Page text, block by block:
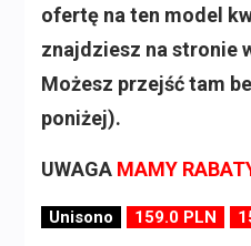
ofertę na ten model
znajdziesz na stronie
Możesz przejść tam
poniżej).
UWAGA MAMY
Unisono 159.0 PLN